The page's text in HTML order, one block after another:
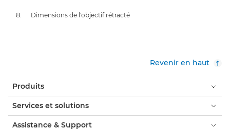
Dimensions de l'objectif rétracté
Revenir en haut
Produits
Services et solutions
Assistance & Support